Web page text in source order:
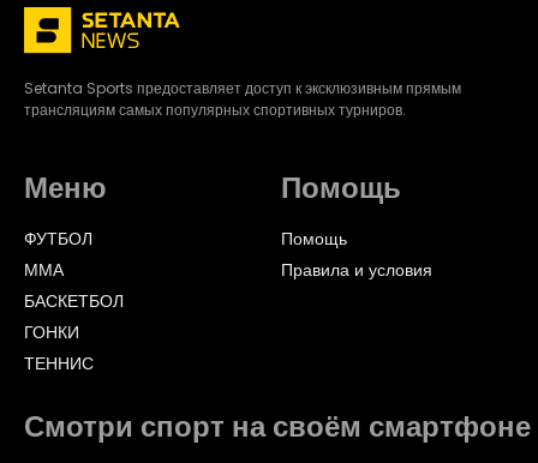
Setanta Sports предоставляет доступ к эксклюзивным прямым
трансляциям самых популярных спортивных турниров.
Меню
ФУТБОЛ
ММА
БАСКЕТБОЛ
ГОНКИ
ТЕННИС
Помощь
Помощь
Правила и условия
Смотри спорт на своём смартфоне